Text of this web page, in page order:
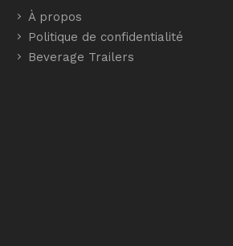
À propos
Politique de confidentialité
Beverage Trailers